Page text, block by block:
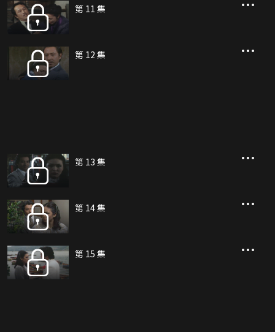
第 11 集
第 12 集
第 13 集
第 14 集
第 15 集